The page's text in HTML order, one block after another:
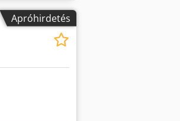
Apróhirdetés